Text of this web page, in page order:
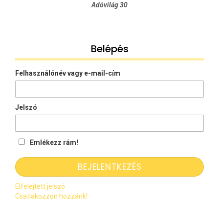
Adóvilág 30
Belépés
Felhasználónév vagy e-mail-cím
Jelszó
Emlékezz rám!
Elfelejtett jelszó
Csatlakozzon hozzánk!